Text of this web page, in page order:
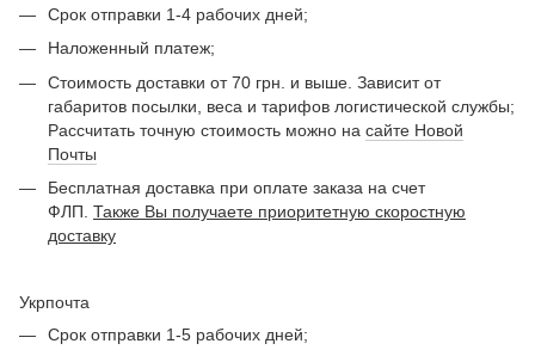
Срок отправки 1-4 рабочих дней;
Наложенный платеж;
Стоимость доставки от 70 грн. и выше. Зависит от
габаритов посылки, веса и тарифов логистической службы;
Рассчитать точную стоимость можно на сайте Новой
Почты
Бесплатная доставка при оплате заказа на счет
ФЛП. Также Вы получаете приоритетную скоростную
доставку
Укрпочта
Срок отправки 1-5 рабочих дней;